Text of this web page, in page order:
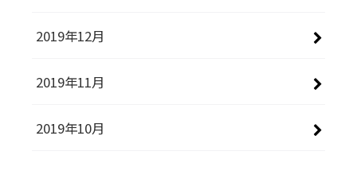
2019年12月
2019年11月
2019年10月